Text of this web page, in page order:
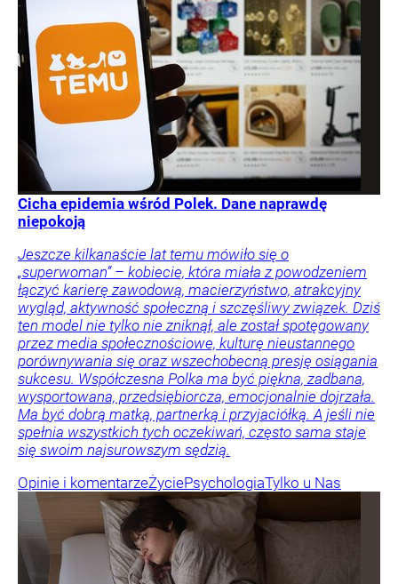
Cicha epidemia wśród Polek. Dane naprawdę
niepokoją
Jeszcze kilkanaście lat temu mówiło się o
„superwoman” – kobiecie, która miała z powodzeniem
łączyć karierę zawodową, macierzyństwo, atrakcyjny
wygląd, aktywność społeczną i szczęśliwy związek. Dziś
ten model nie tylko nie zniknął, ale został spotęgowany
przez media społecznościowe, kulturę nieustannego
porównywania się oraz wszechobecną presję osiągania
sukcesu. Współczesna Polka ma być piękna, zadbana,
wysportowana, przedsiębiorcza, emocjonalnie dojrzała.
Ma być dobrą matką, partnerką i przyjaciółką. A jeśli nie
spełnia wszystkich tych oczekiwań, często sama staje
się swoim najsurowszym sędzią.
Opinie i komentarzeŻyciePsychologiaTylko u Nas